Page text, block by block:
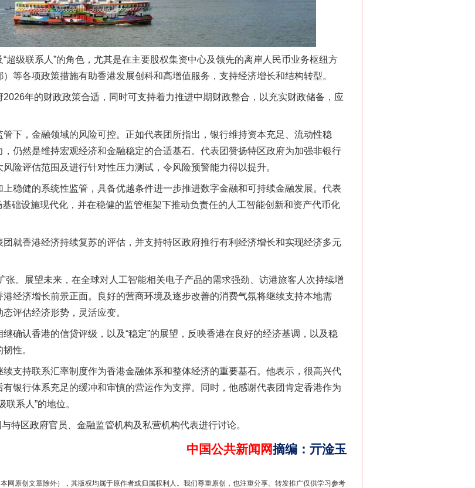
级联系人”的角色，尤其是在主要股权集资中心及领先的离岸人民币业务枢纽方
等各项政策措施有助香港发展创科和高增值服务，支持经济增长和结构转型。
年的财政政策合适，同时可支持着力推进中期财政整合，以充实财政储备，应
，金融领域的风险可控。正如代表团所指出，银行维持资本充足、流动性稳
仍然是维持宏观经济和金融稳定的合适基石。代表团赞扬特区政府为加强非银行
险评估范围及进行针对性压力测试，令风险预警能力得以提升。
健的系统性监管，具备优越条件进一步推进数字金融和可持续金融发展。代表
础设施现代化，并在稳健的监管框架下推动负责任的人工智能创新和资产代币化
香港经济持续复苏的评估，并支持特区政府推行有利经济增长和实现经济多元
展望未来，在全球对人工智能相关电子产品的需求强劲、访港旅客人次持续增
经济增长前景正面。良好的营商环境及逐步改善的消费气氛将继续支持本地需
评估经济形势，灵活应变。
认香港的信贷评级，以及“稳定”的展望，反映香港在良好的经济基调，以及稳
性。
持联系汇率制度作为香港金融体系和整体经济的重要基石。他表示，很高兴代
银行体系充足的缓冲和审慎的营运作为支撑。同时，他感谢代表团肯定香港作为
系人”的地位。
区政府官员、金融监管机构及私营机构代表进行讨论。
中国公共新闻网摘编 ： 亓淦玉
网原创文章除外），其版权均属于原作者或归属权利人。我们尊重原创，也注重分享。转发推广仅供学习参考
谢谢有你温暖了四季 法官巧妙执行解纠纷